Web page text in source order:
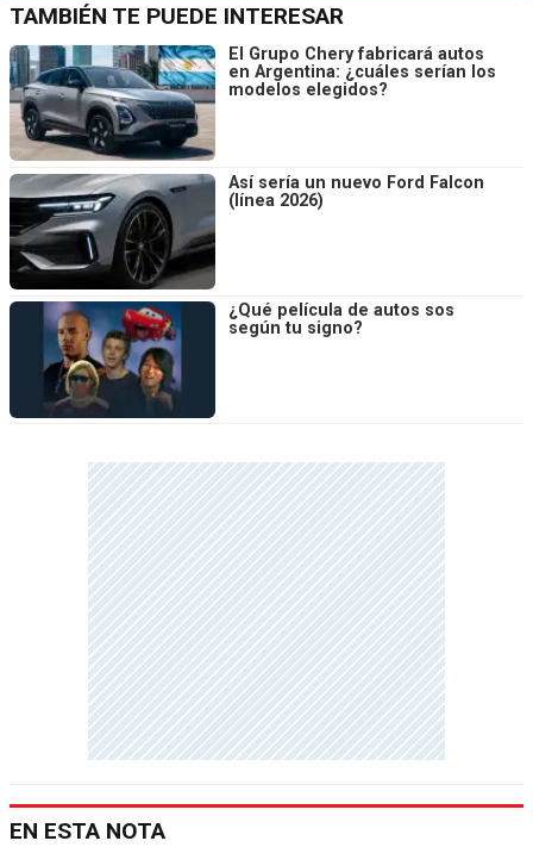
TAMBIÉN TE PUEDE INTERESAR
El Grupo Chery fabricará autos
en Argentina: ¿cuáles serían los
modelos elegidos?
Así sería un nuevo Ford Falcon
(línea 2026)
¿Qué película de autos sos
según tu signo?
EN ESTA NOTA